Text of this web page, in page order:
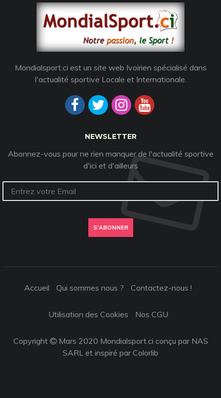
Mondialsport.ci est un site web Ivoirien spécialisé dans
l'actualité sportive Locale et Internationale.
NEWSLETTER
Abonnez-vous pour ne rien manquer de l'actualité sportive
d'ici et d'ailleurs
S'ABONNER
Accueil Qui sommes nous ? Contactez-nous !
Utilisation des Cookies Nos CGU
Copyright
Mars 2020 Mondialsport.ci conçu par NAS
SARL et inspiré parColorlib